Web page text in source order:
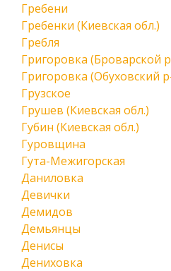
Гребени
Гребенки (Киевская обл.)
Гребля
Григоровка (Броварской
Григоровка (Обуховский
Грузское
Грушев (Киевская обл.)
Губин (Киевская обл.)
Гуровщина
Гута-Межигорская
Даниловка
Девички
Демидов
Демьянцы
Денисы
Дениховка